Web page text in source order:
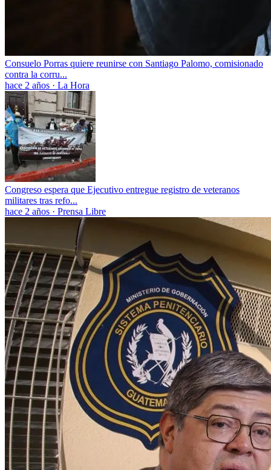
Consuelo Porras quiere reunirse con Santiago Palomo, comisionado
contra la corru...
hace 2 años · La Hora
Congreso espera que Ejecutivo entregue registro de veteranos
militares tras refo...
hace 2 años · Prensa Libre